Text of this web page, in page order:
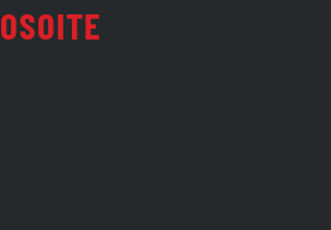
OSOITE